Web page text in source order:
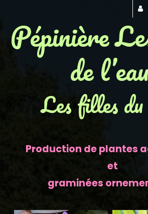
Pépinière
de
Les filles
Production de plantes
et
graminées